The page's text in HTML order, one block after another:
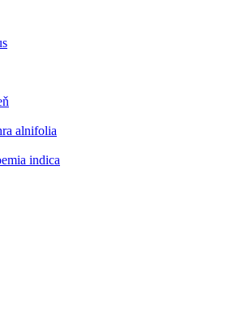
alnifolia
indica